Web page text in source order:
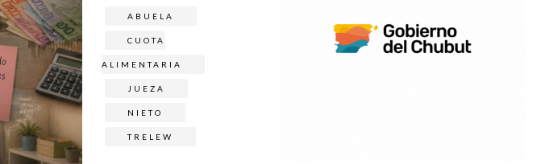
ABUELA
CUOTA
ALIMENTARIA
JUEZA
NIETO
TRELEW